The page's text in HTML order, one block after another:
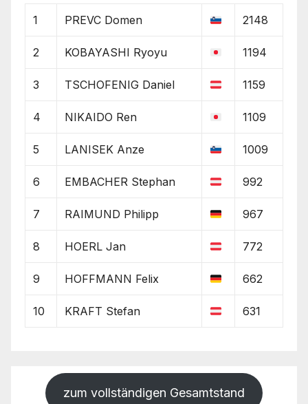
1 PREVC Domen 2148
2 KOBAYASHI Ryoyu 1194
3 TSCHOFENIG Daniel 1159
4 NIKAIDO Ren 1109
5 LANISEK Anze 1009
6 EMBACHER Stephan 992
7 RAIMUND Philipp 967
8 HOERL Jan 772
9 HOFFMANN Felix 662
10 KRAFT Stefan 631
zum vollständigen Gesamtstand